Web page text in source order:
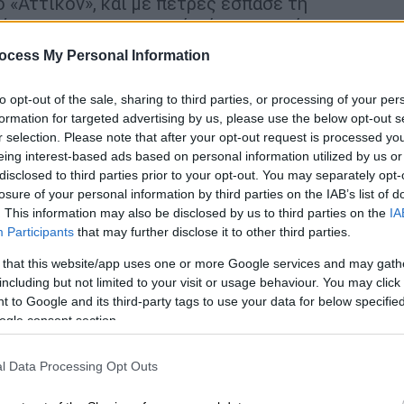
My Personal Information
opt-out of the sale, sharing to third parties, or processing of your
for targeted advertising by us, please use the below opt-out
selection. Please note that after your opt-out request is processed
interest-based ads based on personal information utilized by us
to third parties prior to your opt-out. You may separately
of your personal information by third parties on the IAB’s list of
This information may also be disclosed by us to third parties on the
Participants that may further disclose it to other third parties.
that this website/app uses one or more Google services and may
but not limited to your visit or usage behaviour. You may
to Google and its third-party tags to use your data for below
consent section.
Data Processing Opt Outs
στο εσωτερικό βόμβες μολότοφ και
ξανά» και οι υποσχέσεις για
κατόρθωσαν να ξεφύγουν από τον
τρεις άνθρωποι όμως
αναθυμιάσεων: Ήταν η
Η ταυτότητα των αυτουργών της
σήμερα!